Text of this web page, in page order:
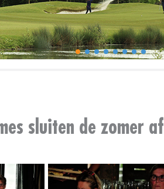
sluiten de zomer af